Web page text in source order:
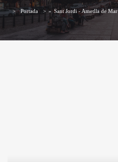
Portada » Sant Jordi - Ametlla de Mar